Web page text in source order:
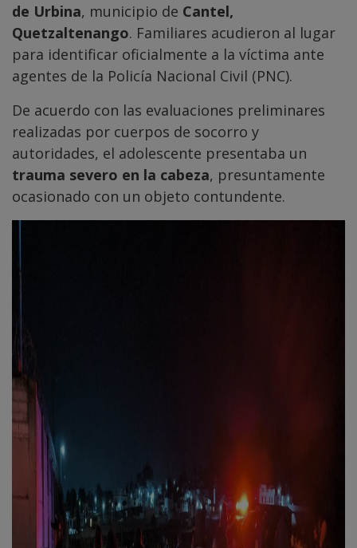
de Urbina, municipio de Cantel,
Quetzaltenango. Familiares acudieron al lugar
para identificar oficialmente a la víctima ante
agentes de la Policía Nacional Civil (PNC).
De acuerdo con las evaluaciones preliminares
realizadas por cuerpos de socorro y
autoridades, el adolescente presentaba un
trauma severo en la cabeza, presuntamente
ocasionado con un objeto contundente.